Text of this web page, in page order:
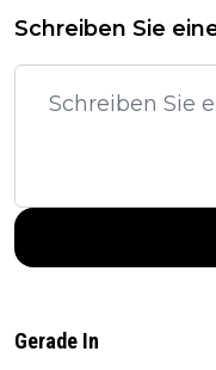
Schreiben Sie
Gerade In